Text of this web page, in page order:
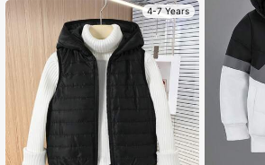
uado para ir a la escuela, ocio diari
o, viajes y deportes, apropiado para
otoño e invierno.
4-7 Years